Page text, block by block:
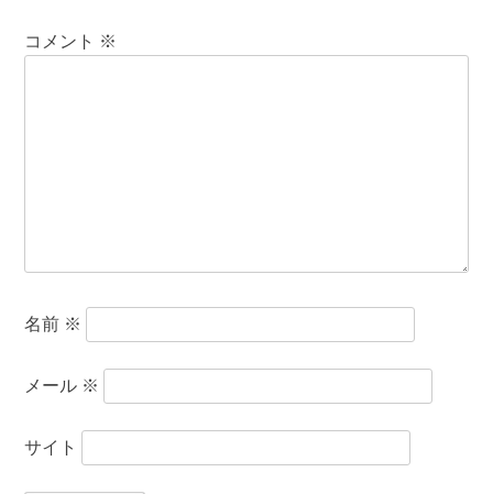
コメント ※
名前 ※
メール ※
サイト